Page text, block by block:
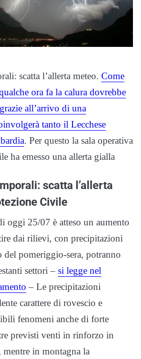
scatta l’allerta meteo. Come
ora fa la calura dovrebbe
all’arrivo di una
tanto il Lecchese
. Per questo la sala operativa
ha emesso una allerta gialla
scatta l’allerta
Civile
oggi 25/07 è atteso un aumento
dai rilievi, con precipitazioni
del pomeriggio-sera, potranno
settori – si legge nel
– Le precipitazioni
carattere di rovescio e
fenomeni anche di forte
previsti venti in rinforzo in
mentre in montagna la